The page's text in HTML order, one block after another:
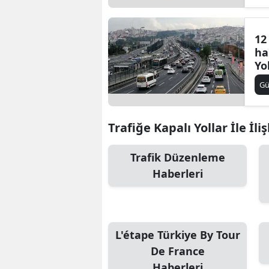
Trafiğe Kapalı Yollar İle
Trafik Düzenleme
Haberleri
L'étape Türkiye By Tour
De France